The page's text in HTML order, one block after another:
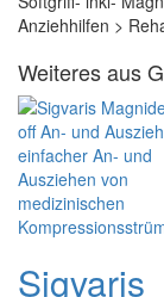
Anziehhilfen >
Weiteres aus
Sigvaris